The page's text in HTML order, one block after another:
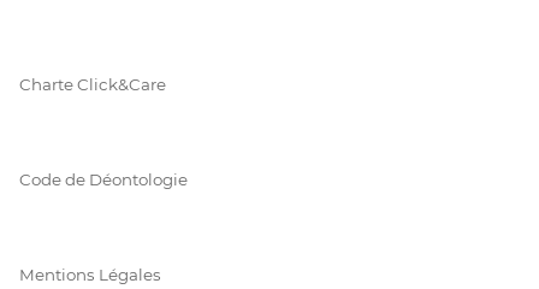
Charte Click&Care
Code de Déontologie
Mentions Légales